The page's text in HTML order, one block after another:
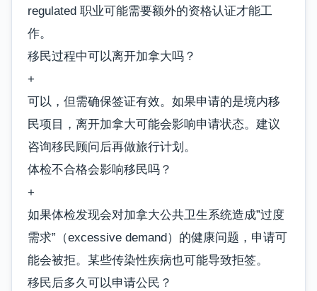
regulated 职业可能需要额外的资格认证才能工
作。
移民过程中可以离开加拿大吗？
+
可以，但需确保签证有效。如果申请的是境内移
民项目，离开加拿大可能会影响申请状态。建议
咨询移民顾问后再做旅行计划。
体检不合格会影响移民吗？
+
如果体检发现会对加拿大公共卫生系统造成”过度
需求”（excessive demand）的健康问题，申请可
能会被拒。某些传染性疾病也可能导致拒签。
移民后多久可以申请公民？